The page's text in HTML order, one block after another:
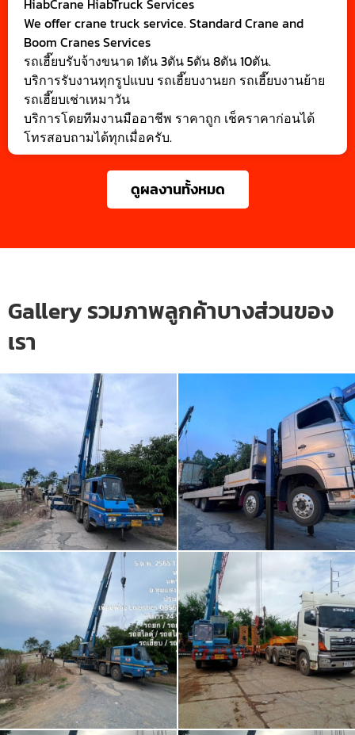
HiabCrane HiabTruck Services
We offer crane truck service. Standard Crane and
Boom Cranes Services
รถเฮี๊ยบรับจ้างขนาด 1ตัน 3ตัน 5ตัน 8ตัน 10ตัน.
บริการรับงานทุกรูปแบบ รถเฮี๊ยบงานยก รถเฮี๊ยบงานย้าย
รถเฮี๊ยบเช่าเหมาวัน
บริการโดยทีมงานมืออาชีพ ราคาถูก เช็คราคาก่อนได้
โทรสอบถามได้ทุกเมื่อครับ.
ดูผลงานทั้งหมด
Gallery รวมภาพลูกค้าบางส่วนของ
เรา